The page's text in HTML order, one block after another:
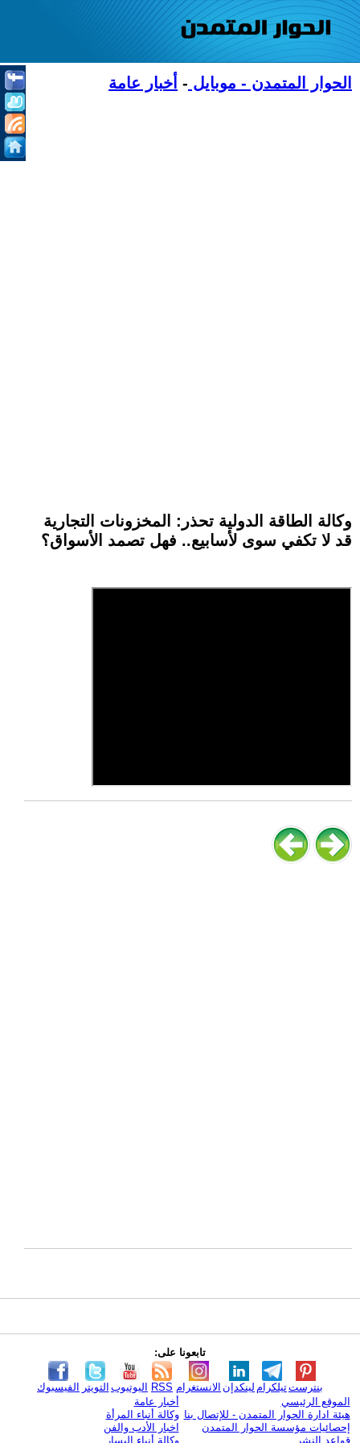
الحوار المتمدن - موبايل - أخبار عامة
وكالة الطاقة الدولية تحذر: المخزونات التجارية
قد لا تكفي سوى لأسابيع.. فهل تصمد الأسواق؟
تابعونا على:
الفيسبوك التويتر اليوتيوب RSS الانستغرام لينكدإن تيلكرامبنترست
الموقع الرئيسي
هيئة ادارة الحوار المتمدن - للإتصال بنا
إحصائيات مؤسسة الحوار المتمدن
قواعد النشر
أخبار عامة
وكالة أنباء المرأة
اخبار الأدب والفن
وكالة أنباء اليسار